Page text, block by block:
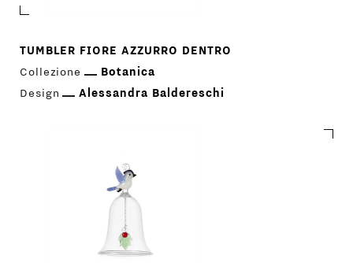
TUMBLER FIORE AZZURRO DENTRO
Collezione
Botanica
Design
Alessandra Baldereschi